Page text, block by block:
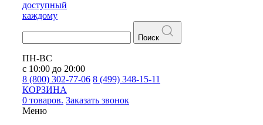
доступный
каждому
Поиск
ПН-ВС
с 10:00 до 20:00
8 (800) 302-77-06 8 (499) 348-15-11
КОРЗИНА
0 товаров. Заказать звонок
Меню